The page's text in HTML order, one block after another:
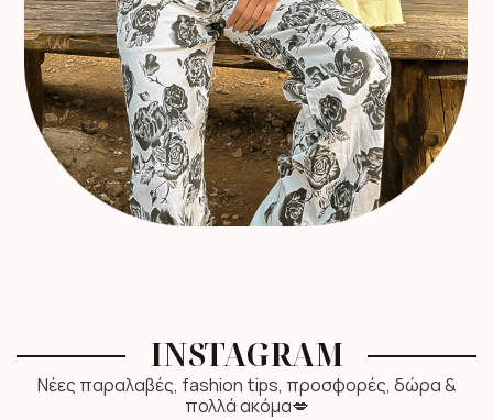
INSTAGRAM
Νέες παραλαβές, fashion tips, προσφορές, δώρα &
πολλά ακόμα💋